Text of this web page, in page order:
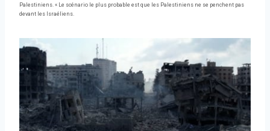
Palestiniens. « Le scénario le plus probable est que les Palestiniens ne se penchent pas
devant les Israéliens.